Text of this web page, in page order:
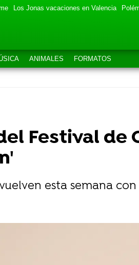
Los Jonas vacaciones en Valencia
ANIMALES FORMATOS
Festival de
esta semana